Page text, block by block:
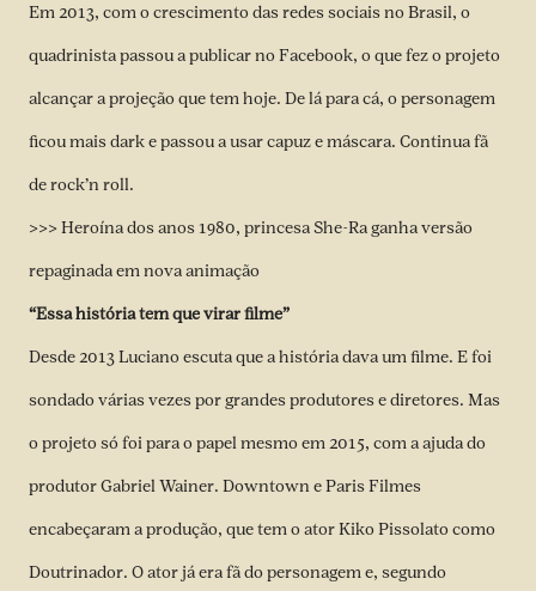
Em 2013, com o crescimento das redes sociais no Brasil, o
quadrinista passou a publicar no Facebook, o que fez o projeto
alcançar a projeção que tem hoje. De lá para cá, o personagem
ficou mais dark e passou a usar capuz e máscara. Continua fã
de rock’n roll.
>>> Heroína dos anos 1980, princesa She-Ra ganha versão
repaginada em nova animação
“Essa história tem que virar filme”
Desde 2013 Luciano escuta que a história dava um filme. E foi
sondado várias vezes por grandes produtores e diretores. Mas
o projeto só foi para o papel mesmo em 2015, com a ajuda do
produtor Gabriel Wainer. Downtown e Paris Filmes
encabeçaram a produção, que tem o ator Kiko Pissolato como
Doutrinador. O ator já era fã do personagem e, segundo